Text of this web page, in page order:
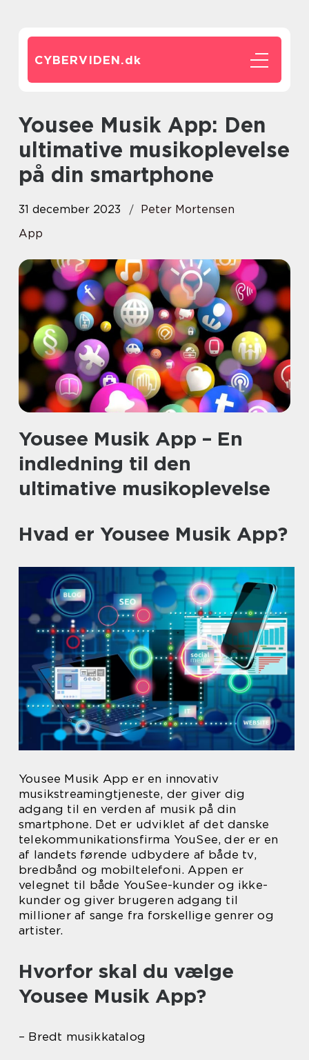
CYBERVIDEN.dk
Yousee Musik App: Den
ultimative musikoplevelse
på din smartphone
31 december 2023
Peter Mortensen
App
Yousee Musik App – En
indledning til den
ultimative musikoplevelse
Hvad er Yousee Musik App?
Yousee Musik App er en innovativ
musikstreamingtjeneste, der giver dig
adgang til en verden af musik på din
smartphone. Det er udviklet af det danske
telekommunikationsfirma YouSee, der er en
af landets førende udbydere af både tv,
bredbånd og mobiltelefoni. Appen er
velegnet til både YouSee-kunder og ikke-
kunder og giver brugeren adgang til
millioner af sange fra forskellige genrer og
artister.
Hvorfor skal du vælge
Yousee Musik App?
– Bredt musikkatalog